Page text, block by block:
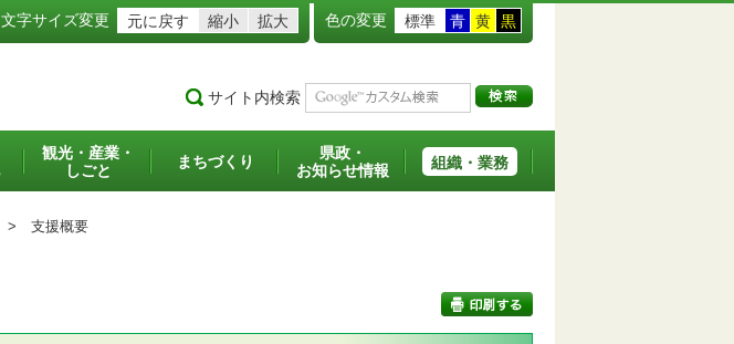
文字サイズ変更 元に戻す 縮小 拡大 色の変更 標準 青 黄 黒
サイト内検索
観光・産業・
しごと
まちづくり
県政・
お知らせ情報
組織・業務
> 支援概要